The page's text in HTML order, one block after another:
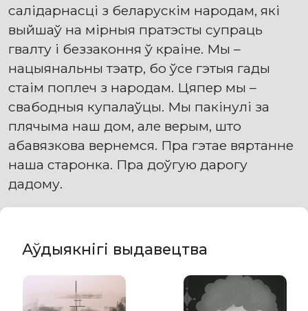
салідарнасці з беларускім народам, які
выйшаў на мірныя пратэсты супраць
гвалту і беззаконня ў краіне. Мы –
нацыянальны тэатр, бо ўсе гэтыя гады
стаім поплеч з народам. Цяпер мы –
свабодныя купалаўцы. Мы пакінулі за
плячыма наш дом, але верым, што
абавязкова вернемся. Пра гэтае вяртанне
наша старонка. Пра доўгую дарогу
дадому.
Аўдыякнігі выдавецтва